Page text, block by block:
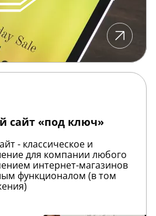
сайт «под ключ»
- классическое и
для компании любого
интернет-магазинов
функционалом (в том